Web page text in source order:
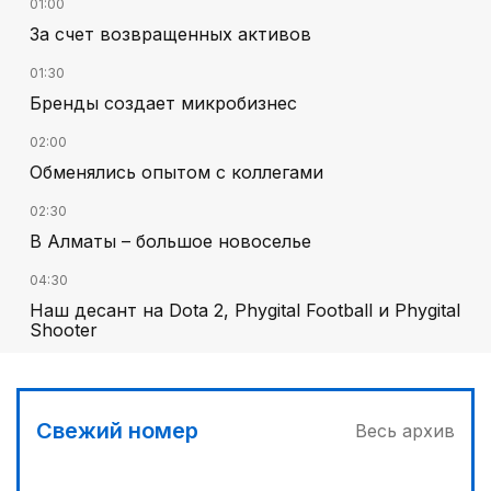
01:00
За счет возвращенных активов
01:30
Бренды создает микробизнес
02:00
Обменялись опытом с коллегами
02:30
В Алматы – большое новоселье
04:30
Наш десант на Dota 2, Phygital Football и Phygital
Shooter
дела
Свежий номер Весь архив